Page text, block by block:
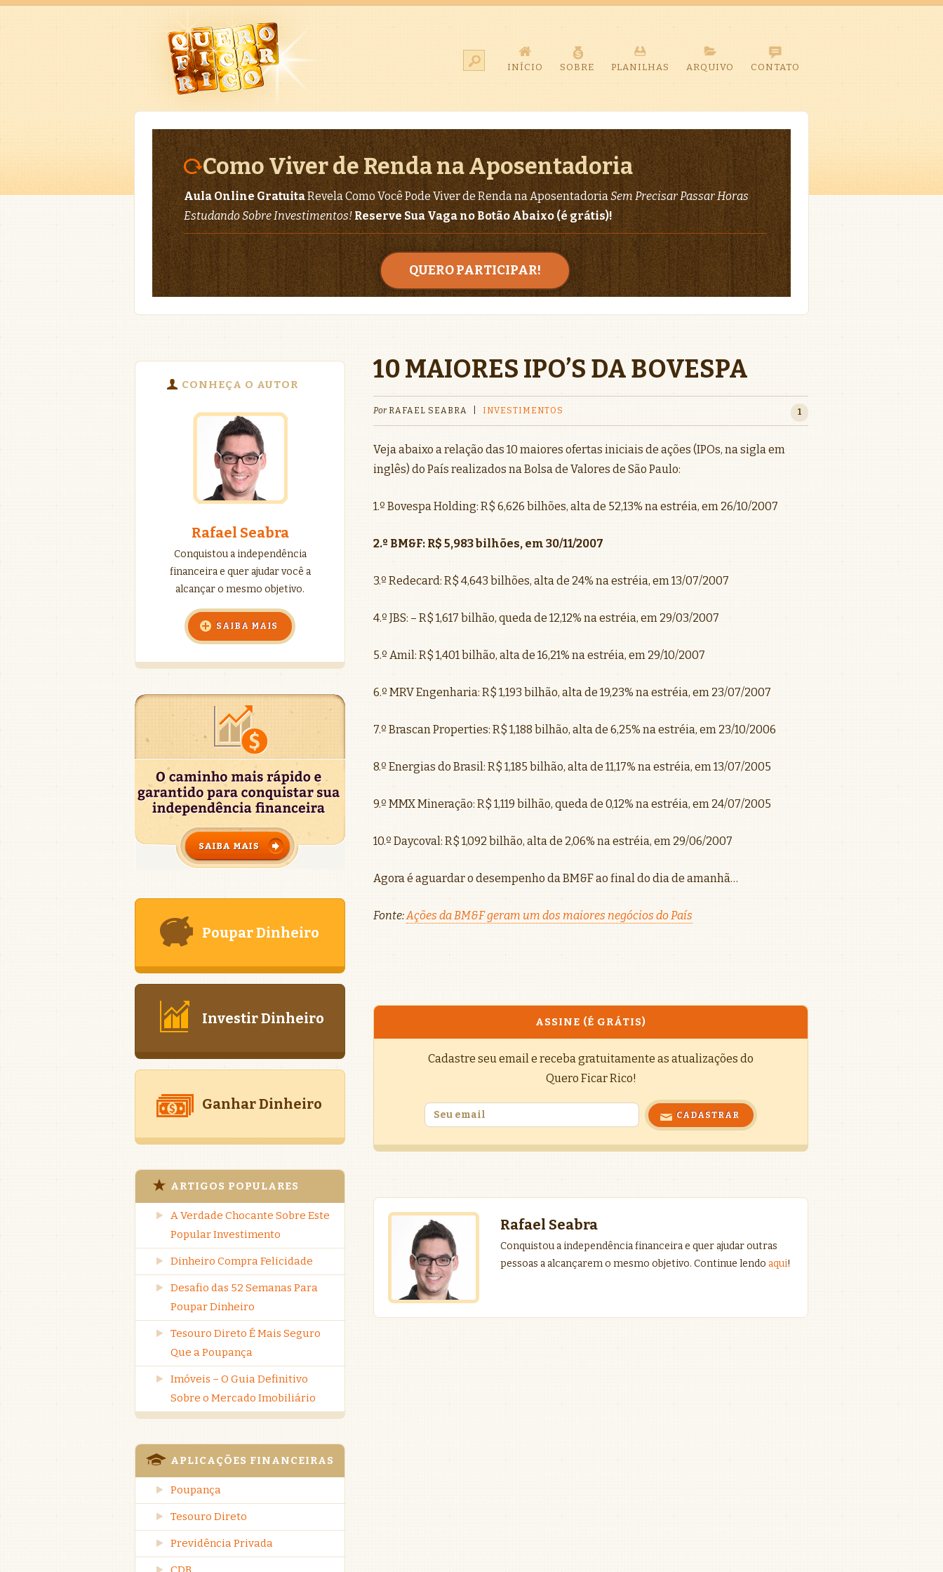
INÍCIO SOBRE PLANILHAS ARQUIVO CONTATO
Como Viver de Renda na Aposentadoria
Aula Online GratuitaRevela Como Você Pode Viver de Renda na AposentadoriaSem Precisar Passar Horas
Estudando Sobre Investimentos! Reserve Sua Vaga no Botão Abaixo (é grátis)!
QUERO PARTICIPAR!
10 MAIORES IPO’S DA BOVESPA
Por RAFAEL SEABRA INVESTIMENTOS 1
Veja abaixo a relação das 10 maiores ofertas iniciais de ações (IPOs, na sigla em
inglês) do País realizados na Bolsa de Valores de São Paulo:
1.º Bovespa Holding: R$ 6,626 bilhões, alta de 52,13% na estréia, em 26/10/2007
2.º BM&F: R$ 5,983 bilhões, em 30/11/2007
3.º Redecard: R$ 4,643 bilhões, alta de 24% na estréia, em 13/07/2007
4.º JBS: – R$ 1,617 bilhão, queda de 12,12% na estréia, em 29/03/2007
5.º Amil: R$ 1,401 bilhão, alta de 16,21% na estréia, em 29/10/2007
6.º MRV Engenharia: R$ 1,193 bilhão, alta de 19,23% na estréia, em 23/07/2007
7.º Brascan Properties: R$ 1,188 bilhão, alta de 6,25% na estréia, em 23/10/2006
8.º Energias do Brasil: R$ 1,185 bilhão, alta de 11,17% na estréia, em 13/07/2005
9.º MMX Mineração: R$ 1,119 bilhão, queda de 0,12% na estréia, em 24/07/2005
10.º Daycoval: R$ 1,092 bilhão, alta de 2,06% na estréia, em 29/06/2007
Agora é aguardar o desempenho da BM&F ao final do dia de amanhã…
Fonte:Ações da BM&F geram um dos maiores negócios do País
ASSINE (É GRÁTIS)
Cadastre seu email e receba gratuitamente as atualizações do
Quero Ficar Rico!
Rafael Seabra
Conquistou a independência financeira e quer ajudar outras
pessoas a alcançarem o mesmo objetivo. Continue lendo aqui!
CONHEÇA O AUTOR
Rafael Seabra
Conquistou a independência
financeira e quer ajudar você a
alcançar o mesmo objetivo.
SAIBA MAIS
Poupar Dinheiro
Investir Dinheiro
Ganhar Dinheiro
ARTIGOS POPULARES
A Verdade Chocante Sobre Este
Popular Investimento
Dinheiro Compra Felicidade
Desafio das 52 Semanas Para
Poupar Dinheiro
Tesouro Direto É Mais Seguro
Que a Poupança
Imóveis – O Guia Definitivo
Sobre o Mercado Imobiliário
APLICAÇÕES FINANCEIRAS
Poupança
Tesouro Direto
Previdência Privada